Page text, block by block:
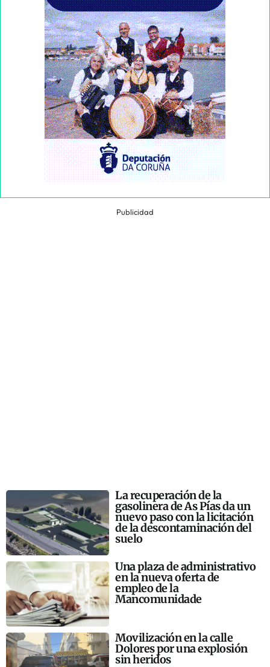
Publicidad
La recuperación de la
gasolinera de As Pías da un
nuevo paso con la licitación
de la descontaminación del
suelo
Una plaza de administrativo
en la nueva oferta de
empleo de la
Mancomunidade
Movilización en la calle
Dolores por una explosión
sin heridos